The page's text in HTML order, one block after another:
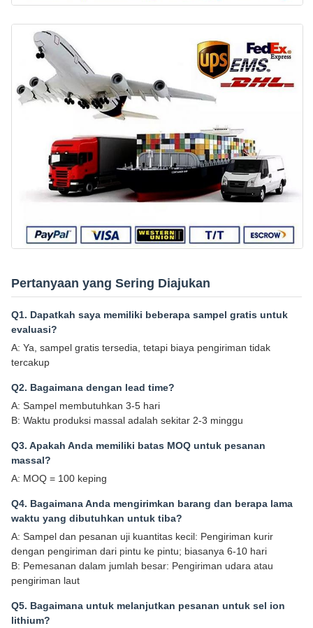
Pertanyaan yang Sering Diajukan
Q1. Dapatkah saya memiliki beberapa sampel gratis untuk
evaluasi?
A: Ya, sampel gratis tersedia, tetapi biaya pengiriman tidak
tercakup
Q2. Bagaimana dengan lead time?
A: Sampel membutuhkan 3-5 hari
B: Waktu produksi massal adalah sekitar 2-3 minggu
Q3. Apakah Anda memiliki batas MOQ untuk pesanan
massal?
A: MOQ = 100 keping
Q4. Bagaimana Anda mengirimkan barang dan berapa lama
waktu yang dibutuhkan untuk tiba?
A: Sampel dan pesanan uji kuantitas kecil: Pengiriman kurir
dengan pengiriman dari pintu ke pintu; biasanya 6-10 hari
B: Pemesanan dalam jumlah besar: Pengiriman udara atau
pengiriman laut
Q5. Bagaimana untuk melanjutkan pesanan untuk sel ion
lithium?